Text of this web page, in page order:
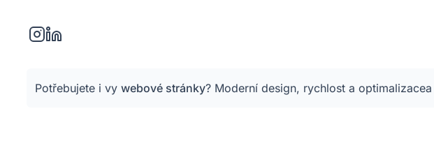
Potřebujete i vy webové stránky? Moderní design, rychlosta optimalizace